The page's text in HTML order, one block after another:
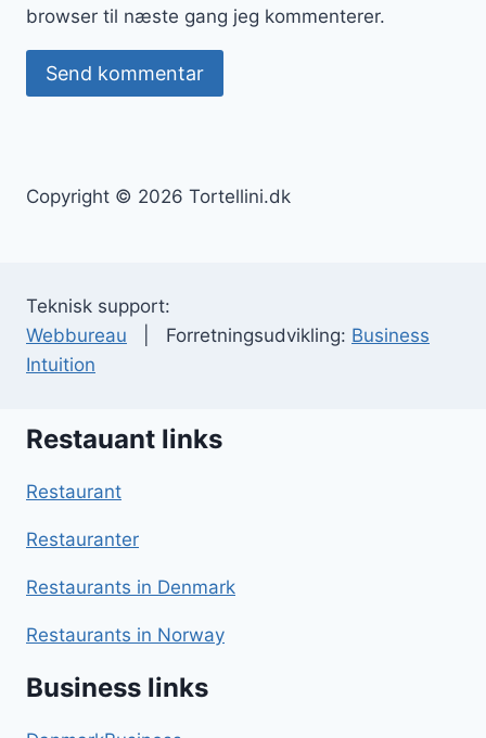
browser til næste gang jeg kommenterer.
Copyright © 2026 Tortellini.dk
Teknisk support:
Webbureau | Forretningsudvikling: Business
Intuition
Restauant links
Restaurant
Restauranter
Restaurants in Denmark
Restaurants in Norway
Business links